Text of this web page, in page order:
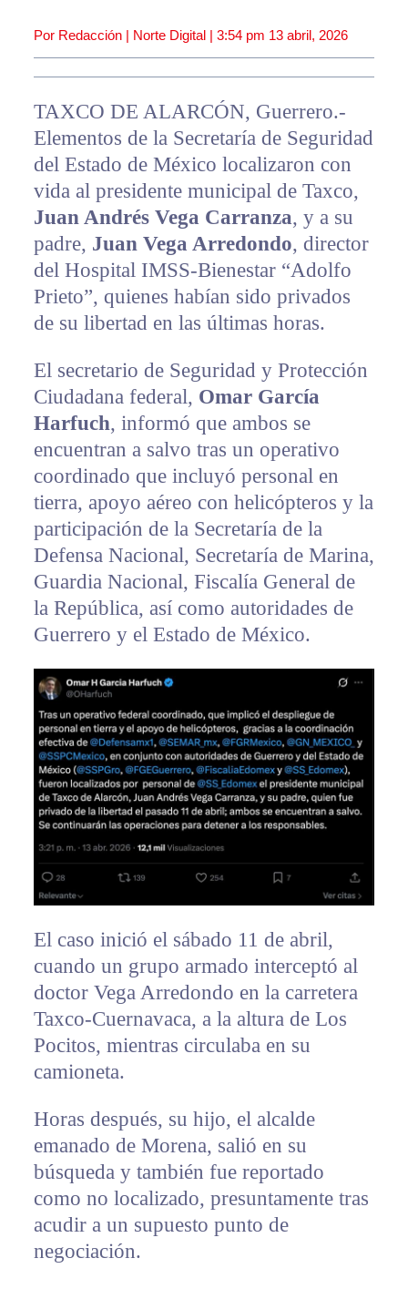
Por Redacción | Norte Digital | 3:54 pm 13 abril, 2026
TAXCO DE ALARCÓN, Guerrero.-
Elementos de la Secretaría de Seguridad
del Estado de México localizaron con
vida al presidente municipal de Taxco,
Juan Andrés Vega Carranza, y a su
padre, Juan Vega Arredondo, director
del Hospital IMSS-Bienestar “Adolfo
Prieto”, quienes habían sido privados
de su libertad en las últimas horas.
El secretario de Seguridad y Protección
Ciudadana federal, Omar García
Harfuch, informó que ambos se
encuentran a salvo tras un operativo
coordinado que incluyó personal en
tierra, apoyo aéreo con helicópteros y la
participación de la Secretaría de la
Defensa Nacional, Secretaría de Marina,
Guardia Nacional, Fiscalía General de
la República, así como autoridades de
Guerrero y el Estado de México.
El caso inició el sábado 11 de abril,
cuando un grupo armado interceptó al
doctor Vega Arredondo en la carretera
Taxco-Cuernavaca, a la altura de Los
Pocitos, mientras circulaba en su
camioneta.
Horas después, su hijo, el alcalde
emanado de Morena, salió en su
búsqueda y también fue reportado
como no localizado, presuntamente tras
acudir a un supuesto punto de
negociación.